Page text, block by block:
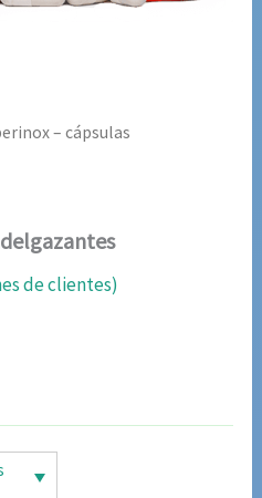
– cápsulas
de clientes)